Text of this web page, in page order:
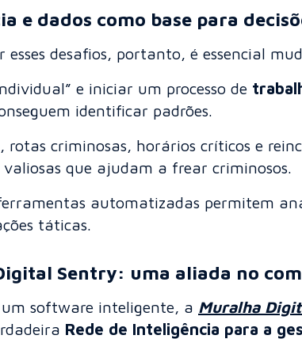
e dados como base para
esses desafios, portanto, é essencial
e iniciar um processo de
identificar padrões.
rotas criminosas, horários críticos e
que ajudam a frear criminosos.
automatizadas permitem
táticas.
Sentry: uma aliada no
um software inteligente, a Muralha
Rede de Inteligência para a